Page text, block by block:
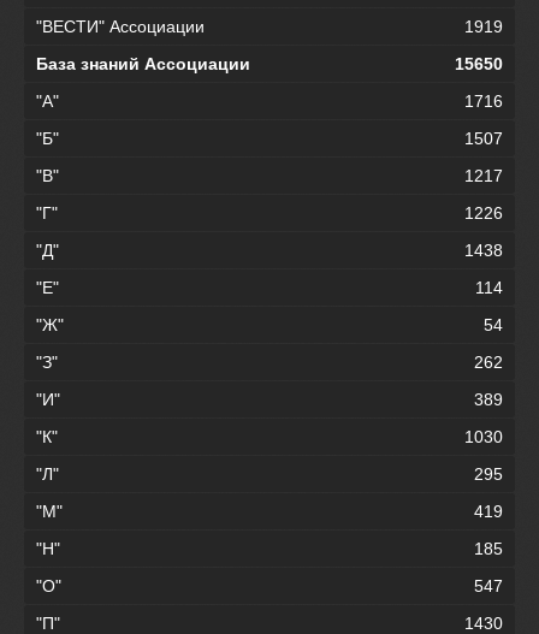
"ВЕСТИ" Ассоциации
1919
База знаний Ассоциации
15650
"А"
1716
"Б"
1507
"В"
1217
"Г"
1226
"Д"
1438
"Е"
114
"Ж"
54
"З"
262
"И"
389
"К"
1030
"Л"
295
"М"
419
"Н"
185
"О"
547
"П"
1430